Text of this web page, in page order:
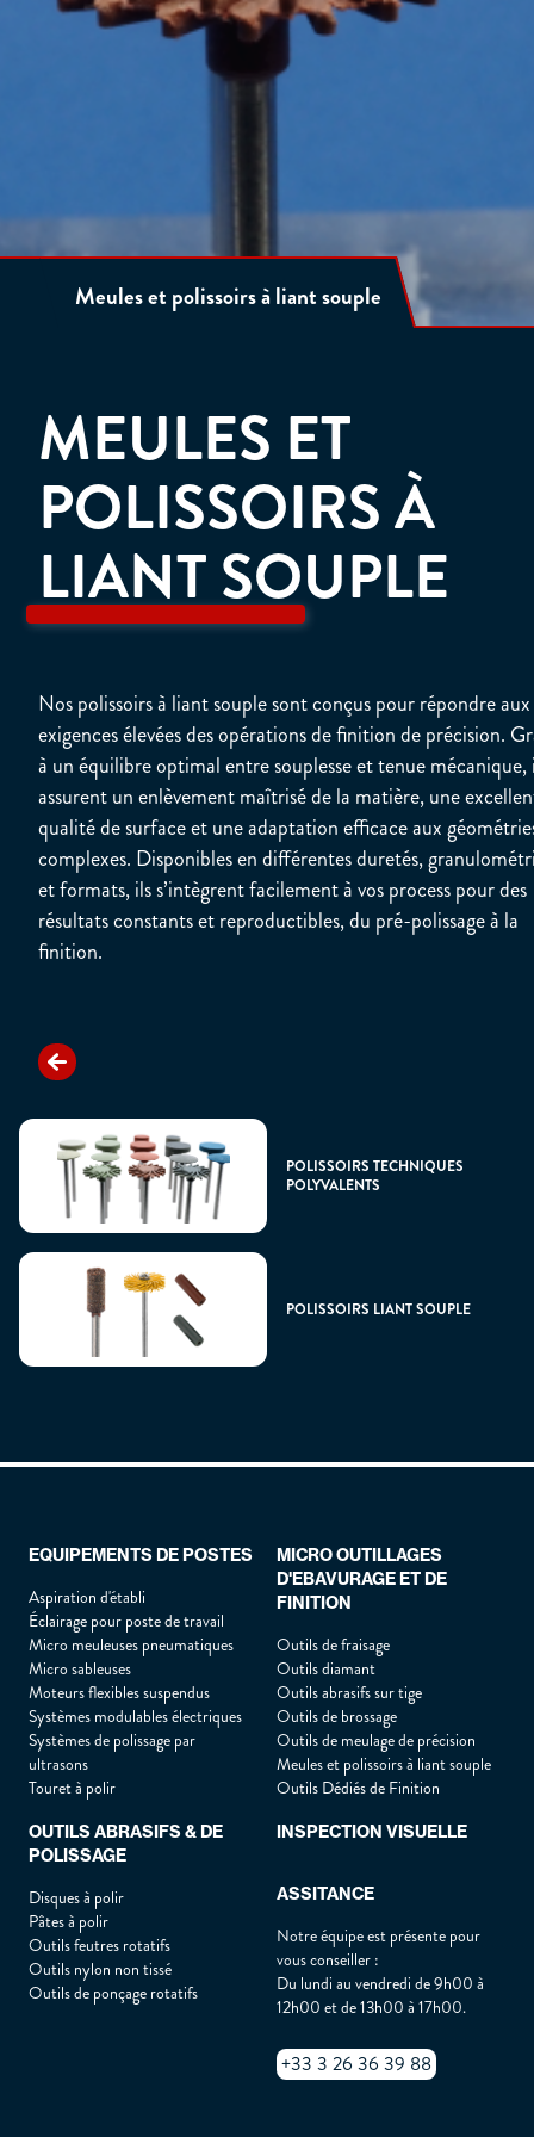
Meules et polissoirs à liant souple
MEULES ET
POLISSOIRS À
LIANT SOUPLE
Nos polissoirs à liant souple sont conçus pour répondre aux
exigences élevées des opérations de finition de précision.
à un équilibre optimal entre souplesse et tenue mécanique,
assurent un enlèvement maîtrisé de la matière, une
qualité de surface et une adaptation efficace aux
complexes. Disponibles en différentes duretés,
et formats, ils s’intègrent facilement à vos process pour des
résultats constants et reproductibles, du pré-polissage à la
finition.
POLISSOIRS TECHNIQUES
POLYVALENTS
POLISSOIRS LIANT SOUPLE
EQUIPEMENTS DE POSTES
Aspiration d'établi
Éclairage pour poste de travail
Micro meuleuses pneumatiques
Micro sableuses
Moteurs flexibles suspendus
Systèmes modulables électriques
Systèmes de polissage par
ultrasons
Touret à polir
MICRO OUTILLAGES
D'EBAVURAGE ET DE
FINITION
Outils de fraisage
Outils diamant
Outils abrasifs sur tige
Outils de brossage
Outils de meulage de précision
Meules et polissoirs à liant souple
Outils Dédiés de Finition
OUTILS ABRASIFS & DE
POLISSAGE
Disques à polir
Pâtes à polir
Outils feutres rotatifs
Outils nylon non tissé
Outils de ponçage rotatifs
INSPECTION VISUELLE
ASSITANCE
Notre équipe est présente pour
vous conseiller :
Du lundi au vendredi de 9h00 à
12h00 et de 13h00 à 17h00.
+33 3 26 36 39 88